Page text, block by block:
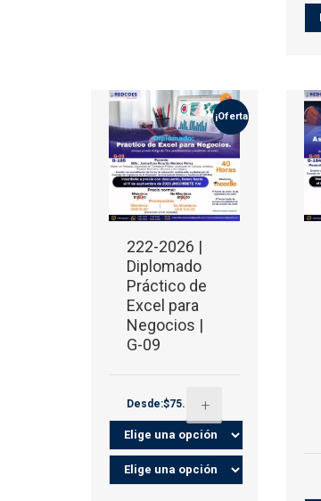
¡Oferta!
222-2026 |
Diplomado
Práctico de
Excel para
Negocios |
G-09
Desde:$75.00 +